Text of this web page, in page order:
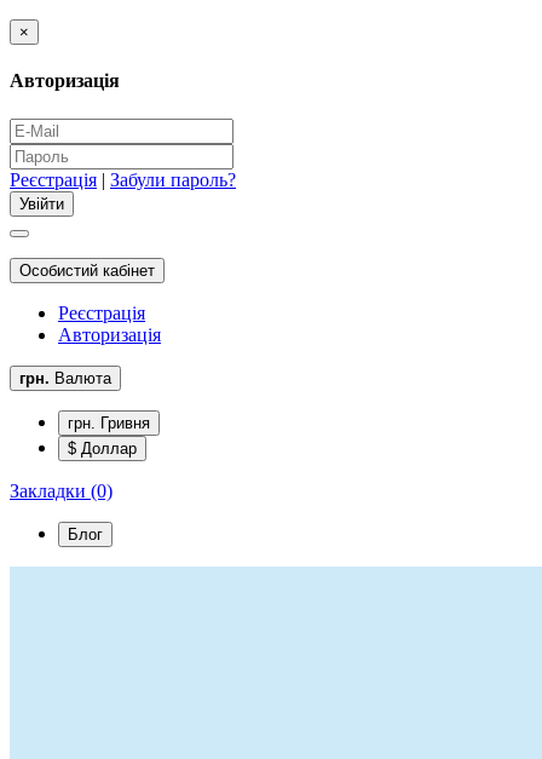
×
Авторизація
Реєстрація | Забули пароль?
Особистий кабінет
Реєстрація
Авторизація
грн. Валюта
грн. Гривня
$ Доллар
Закладки (0)
Блог